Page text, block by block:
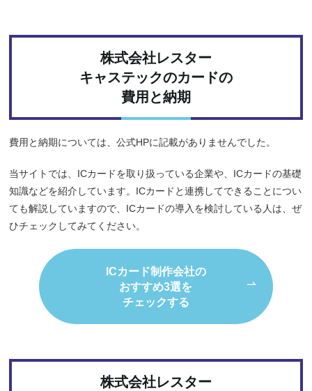
株式会社レスター
キャステックのカードの
費用と納期
費用と納期については、公式HPに記載がありませんでした。
当サイトでは、ICカードを取り扱っている企業や、ICカードの基礎
知識などを紹介しています。ICカードと連携してできることについ
ても解説していますので、ICカードの導入を検討している人は、ぜ
ひチェックしてみてください。
ICカード制作会社の
おすすめ3選を
チェックする
株式会社レスター